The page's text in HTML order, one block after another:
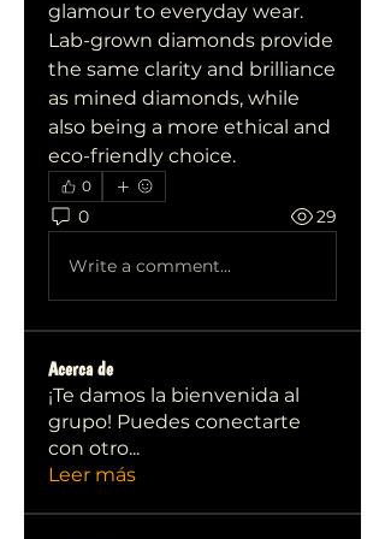
glamour to everyday wear.
Lab-grown diamonds provide
the same clarity and brilliance
as mined diamonds, while
also being a more ethical and
eco-friendly choice.
0
0 29
Write a comment...
Acerca de
¡Te damos la bienvenida al
grupo! Puedes conectarte
con otro...
Leer más